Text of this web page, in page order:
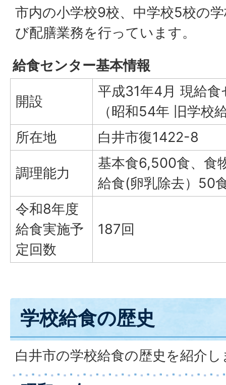
市内の小学校9校、中学校5校の
び配膳業務を行っています。
給食センター基本情報
開設
平成31年4月 現給食
（昭和54年 旧学校
所在地
白井市復1422-8
調理能力
基本食6,500食、食
給食(卵乳除去）50
令和8年度
給食実施予
定回数
187回
学校給食の歴史
白井市の学校給食の歴史を紹介し